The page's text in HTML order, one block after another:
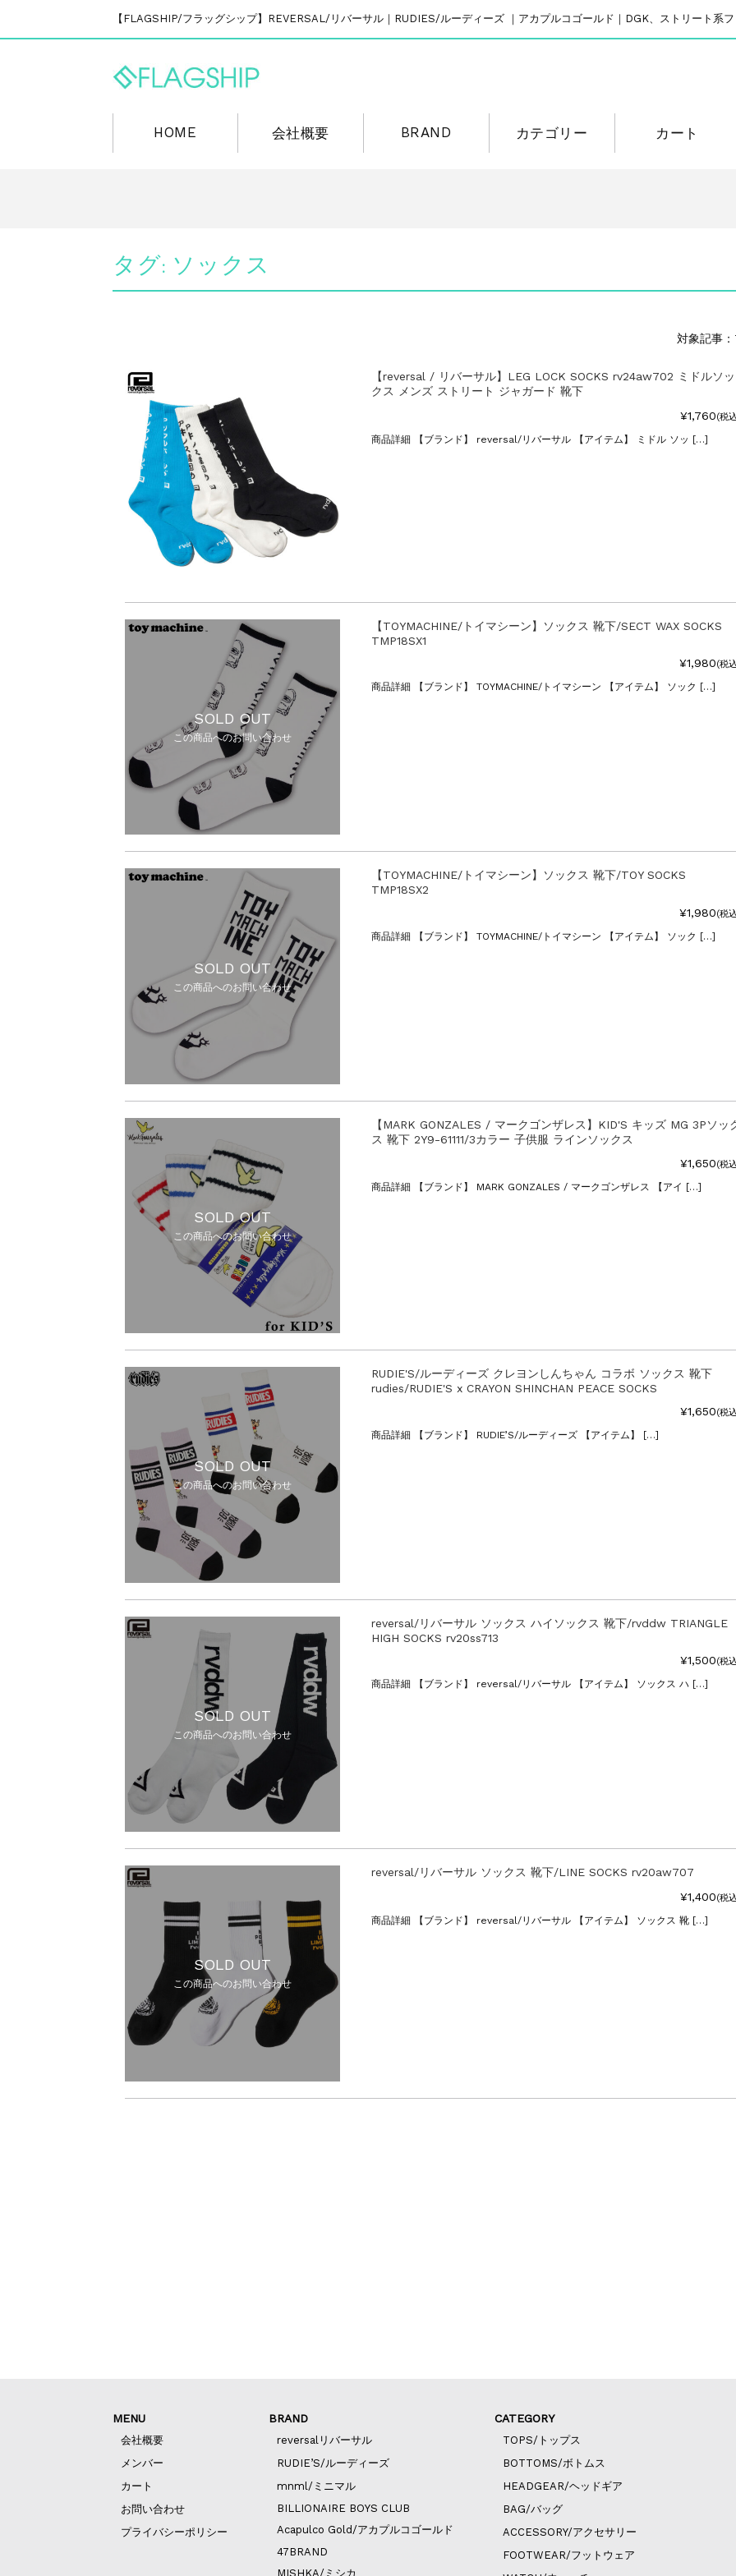
【FLAGSHIP/フラッグシップ】REVERSAL/リバーサル｜RUDIES/ルーディーズ ｜アカプルコゴールド｜DGK、ストリート系
HOME 会社概要 BRAND カテゴリー カート
タグ:ソックス
対象記事
【reversal / リバーサル】LEG LOCK SOCKS rv24aw702 ミドルソッ
クス メンズ ストリート ジャガード 靴下
¥1,760(税
商品詳細 【ブランド】 reversal/リバーサル 【アイテム】 ミドル ソッ […]
SOLD OUT
この商品へのお問い合わせ
【TOYMACHINE/トイマシーン】ソックス 靴下/SECT WAX SOCKS
TMP18SX1
¥1,980(税
商品詳細 【ブランド】 TOYMACHINE/トイマシーン 【アイテム】 ソック […]
SOLD OUT
この商品へのお問い合わせ
【TOYMACHINE/トイマシーン】ソックス 靴下/TOY SOCKS
TMP18SX2
¥1,980(税
商品詳細 【ブランド】 TOYMACHINE/トイマシーン 【アイテム】 ソック […]
SOLD OUT
この商品へのお問い合わせ
【MARK GONZALES / マークゴンザレス】KID'S キッズ MG 3Pソッ
ス 靴下 2Y9-61111/3カラー 子供服 ラインソックス
¥1,650(税
商品詳細 【ブランド】 MARK GONZALES / マークゴンザレス 【アイ […]
SOLD OUT
この商品へのお問い合わせ
RUDIE'S/ルーディーズ クレヨンしんちゃん コラボ ソックス 靴下
rudies/RUDIE'S x CRAYON SHINCHAN PEACE SOCKS
¥1,650(税
商品詳細 【ブランド】 RUDIE’S/ルーディーズ 【アイテム】 […]
SOLD OUT
この商品へのお問い合わせ
reversal/リバーサル ソックス ハイソックス 靴下/rvddw TRIANGLE
HIGH SOCKS rv20ss713
¥1,500(税
商品詳細 【ブランド】 reversal/リバーサル 【アイテム】 ソックス ハ […]
SOLD OUT
この商品へのお問い合わせ
reversal/リバーサル ソックス 靴下/LINE SOCKS rv20aw707
¥1,400(税
商品詳細 【ブランド】 reversal/リバーサル 【アイテム】 ソックス 靴 […]
MENU
会社概要
メンバー
カート
お問い合わせ
プライバシーポリシー
BRAND
reversalリバーサル
RUDIE’S/ルーディーズ
mnml/ミニマル
BILLIONAIRE BOYS CLUB
Acapulco Gold/アカプルコゴールド
47BRAND
MISHKA/ミシカ
CATEGORY
TOPS/トップス
BOTTOMS/ボトムス
HEADGEAR/ヘッドギア
BAG/バッグ
ACCESSORY/アクセサリー
FOOTWEAR/フットウェア